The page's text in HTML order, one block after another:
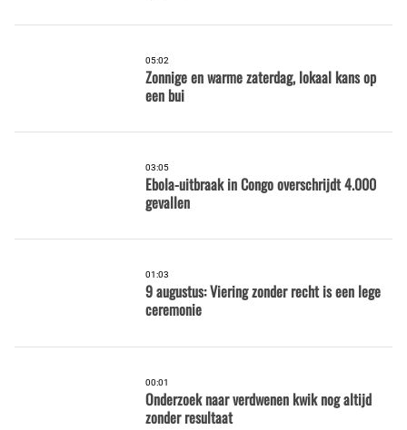
05:02
Zonnige en warme zaterdag, lokaal kans op
een bui
03:05
Ebola-uitbraak in Congo overschrijdt 4.000
gevallen
01:03
9 augustus: Viering zonder recht is een lege
ceremonie
00:01
Onderzoek naar verdwenen kwik nog altijd
zonder resultaat